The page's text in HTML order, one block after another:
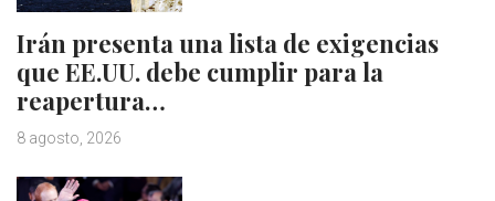
Irán presenta una lista de exigencias
que EE.UU. debe cumplir para la
reapertura…
8 agosto, 2026